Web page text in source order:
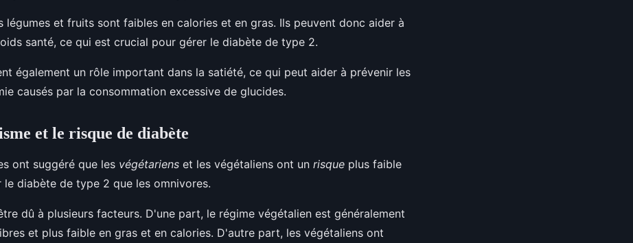
légumes et fruits sont faibles en calories et en gras. Ils peuvent donc aider à
santé, ce qui est crucial pour gérer le diabète de type 2.
également un rôle important dans la satiété, ce qui peut aider à prévenir les
causés par la consommation excessive de glucides.
et le risque de diabète
ont suggéré que les végétariens et les végétaliens ont un risque plus faible
le diabète de type 2 que les omnivores.
dû à plusieurs facteurs. D'une part, le régime végétalien est généralement
et plus faible en gras et en calories. D'autre part, les végétaliens ont